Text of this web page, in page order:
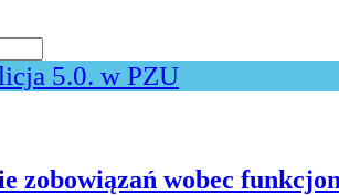
5.0. w PZU
zobowiązań wobec